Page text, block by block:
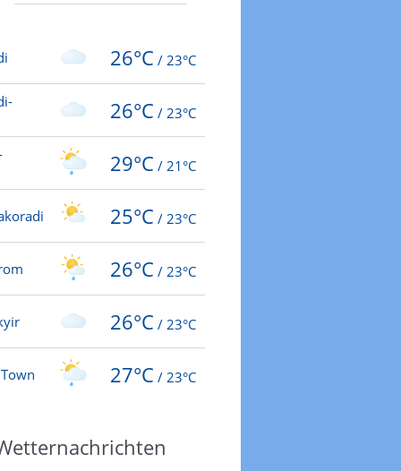
26°C / 23°C
26°C / 23°C
29°C / 21°C
25°C / 23°C
26°C / 23°C
26°C / 23°C
27°C / 23°C